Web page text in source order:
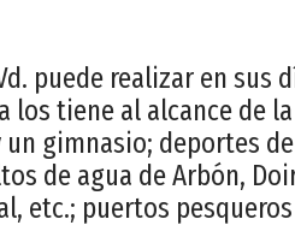
puede realizar en sus
los tiene al alcance de
gimnasio; deportes
de agua de Arbón,
etc.; puertos